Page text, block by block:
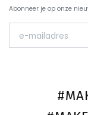
Abonneer je op onze